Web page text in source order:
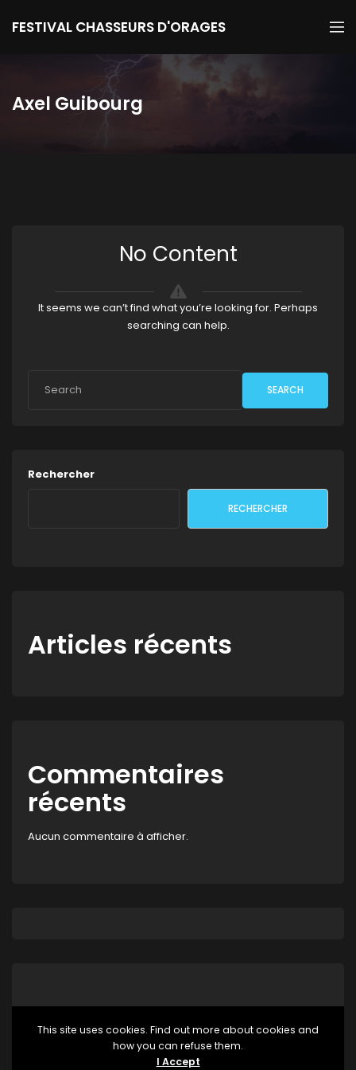
FESTIVAL CHASSEURS D'ORAGES
Axel Guibourg
No Content
It seems we can’t find what you’re looking for. Perhaps
searching can help.
SEARCH
Rechercher
RECHERCHER
Articles récents
Commentaires
récents
Aucun commentaire à afficher.
This site uses cookies. Find out more about cookies and
how you can refuse them.
I Accept